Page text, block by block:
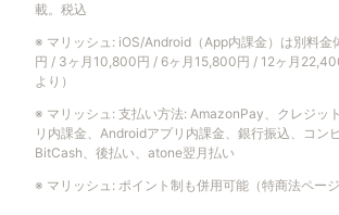
載。税込
※ マリッシュ : iOS/Android（App内課金）は別料金
円 / 3ヶ月10,800円 / 6ヶ月15,800円 / 12ヶ月
より）
※ マリッシュ : 支払い方法: AmazonPay、クレジッ
リ内課金、Androidアプリ内課金、銀行振込、コンビ
BitCash、後払い、atone翌月払い
※ マリッシュ : ポイント制も併用可能（特商法ページ